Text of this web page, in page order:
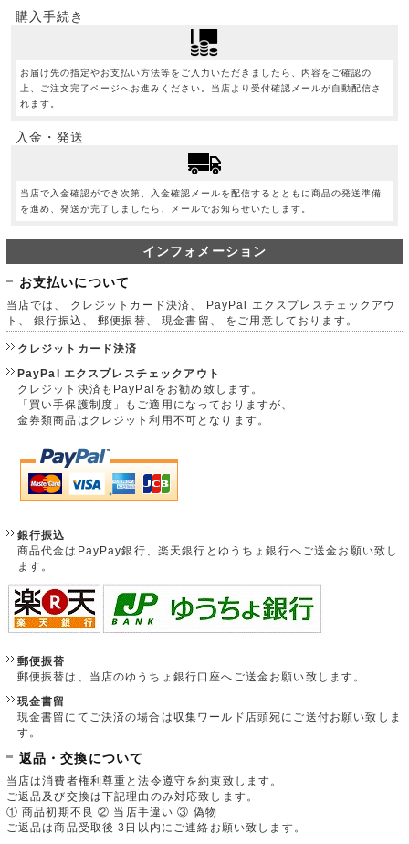
購入手続き
お届け先の指定やお支払い方法等をご入力いただきましたら、内容をご確認の
上、ご注文完了ページへお進みください。当店より受付確認メールが自動配信さ
れます。
入金・発送
当店で入金確認ができ次第、入金確認メールを配信するとともに商品の発送準備
を進め、発送が完了しましたら、メールでお知らせいたします。
インフォメーション
お支払いについて
当店では、 クレジットカード決済、 PayPal エクスプレスチェックアウ
ト、 銀行振込、 郵便振替、 現金書留、 をご用意しております。
クレジットカード決済
PayPal エクスプレスチェックアウト
クレジット決済もPayPalをお勧め致します。
「買い手保護制度」もご適用になっておりますが、
金券類商品はクレジット利用不可となります。
銀行振込
商品代金はPayPay銀行、楽天銀行とゆうちょ銀行へご送金お願い致し
ます。
郵便振替
郵便振替は、当店のゆうちょ銀行口座へご送金お願い致します。
現金書留
現金書留にてご決済の場合は収集ワールド店頭宛にご送付お願い致しま
す。
返品・交換について
当店は消費者権利尊重と法令遵守を約束致します。
ご返品及び交換は下記理由のみ対応致します。
① 商品初期不良 ② 当店手違い ③ 偽物
ご返品は商品受取後 3日以内にご連絡お願い致します。